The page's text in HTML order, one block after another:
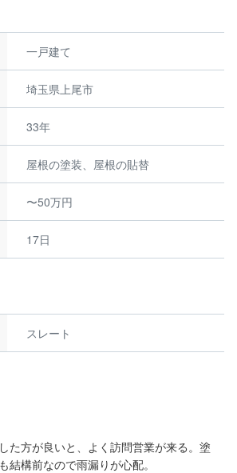
一戸建て
埼玉県上尾市
33年
屋根の塗装、屋根の貼替
〜50万円
17日
スレート
た方が良いと、よく訪問営業が来る。塗
結構前なので雨漏りが心配。